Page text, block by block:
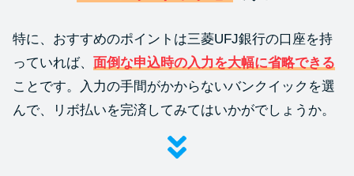
特に、おすすめのポイントは三菱UFJ銀行の口座を持
っていれば、 面倒な申込時の入力を大幅に省略できる
ことです。入力の手間がかからないバンクイックを選
んで、リボ払いを完済してみてはいかがでしょうか。